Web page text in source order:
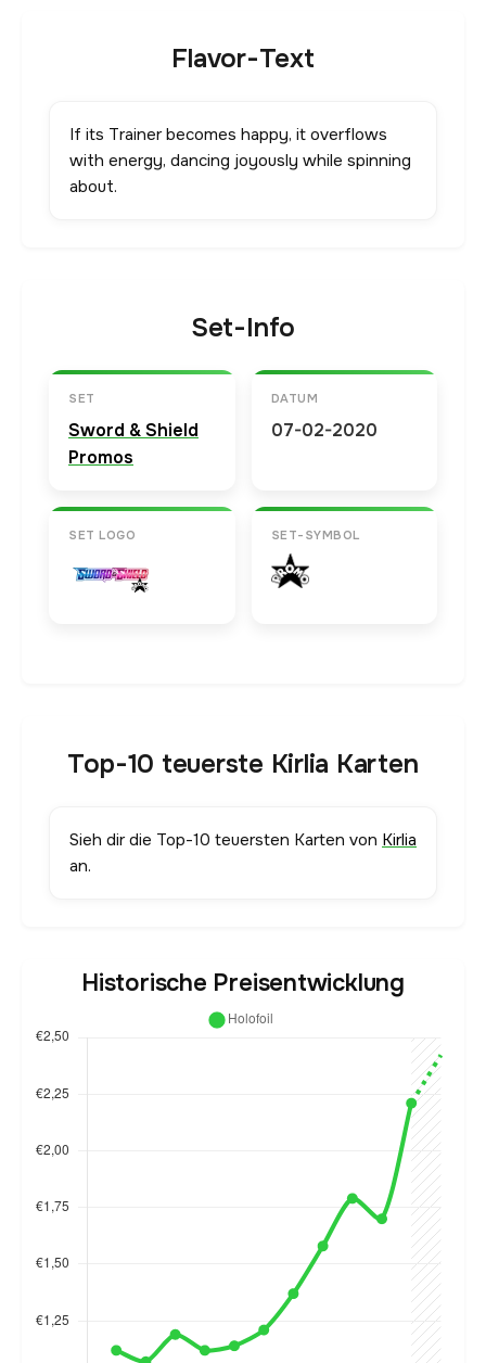
Flavor-Text
If its Trainer becomes happy, it overflows
with energy, dancing joyously while spinning
about.
Set-Info
SET
Sword & Shield
Promos
DATUM
07-02-2020
SET LOGO SET-SYMBOL
Top-10 teuerste Kirlia Karten
Sieh dir die Top-10 teuersten Karten von Kirlia
an.
Historische Preisentwicklung